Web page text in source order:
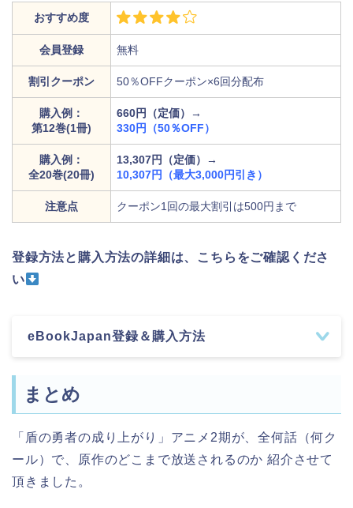
おすすめ度
会員登録 無料
割引クーポン 50％OFFクーポン×6回分配布
購入例：
第12巻(1冊)
660円（定価）→
330円（50％OFF）
購入例：
全20巻(20冊)
13,307円（定価）→
10,307円（最大3,000円引き）
注意点 クーポン1回の最大割引は500円まで
登録方法と購入方法の詳細は、こちらをご確認くださ
い
eBookJapan登録＆購入方法
まとめ
「盾の勇者の成り上がり」アニメ2期が、全何話（何ク
ール）で、原作のどこまで放送されるのか 紹介させて
頂きました。